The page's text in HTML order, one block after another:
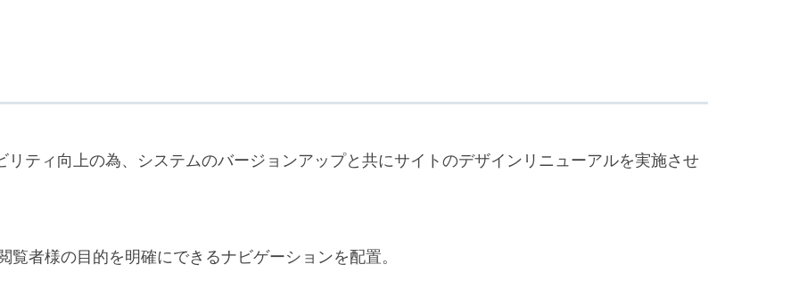
ティ向上の為、システムのバージョンアップと共にサイトのデザインリニューアルを実施させ
者様の目的を明確にできるナビゲーションを配置。